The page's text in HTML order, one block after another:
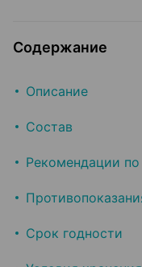
Содержание
Описание
Состав
Рекомендации
Срок годности